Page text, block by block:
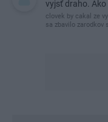
vyjsť draho.
clovek by cakal ze
sa zbavilo zarodkov